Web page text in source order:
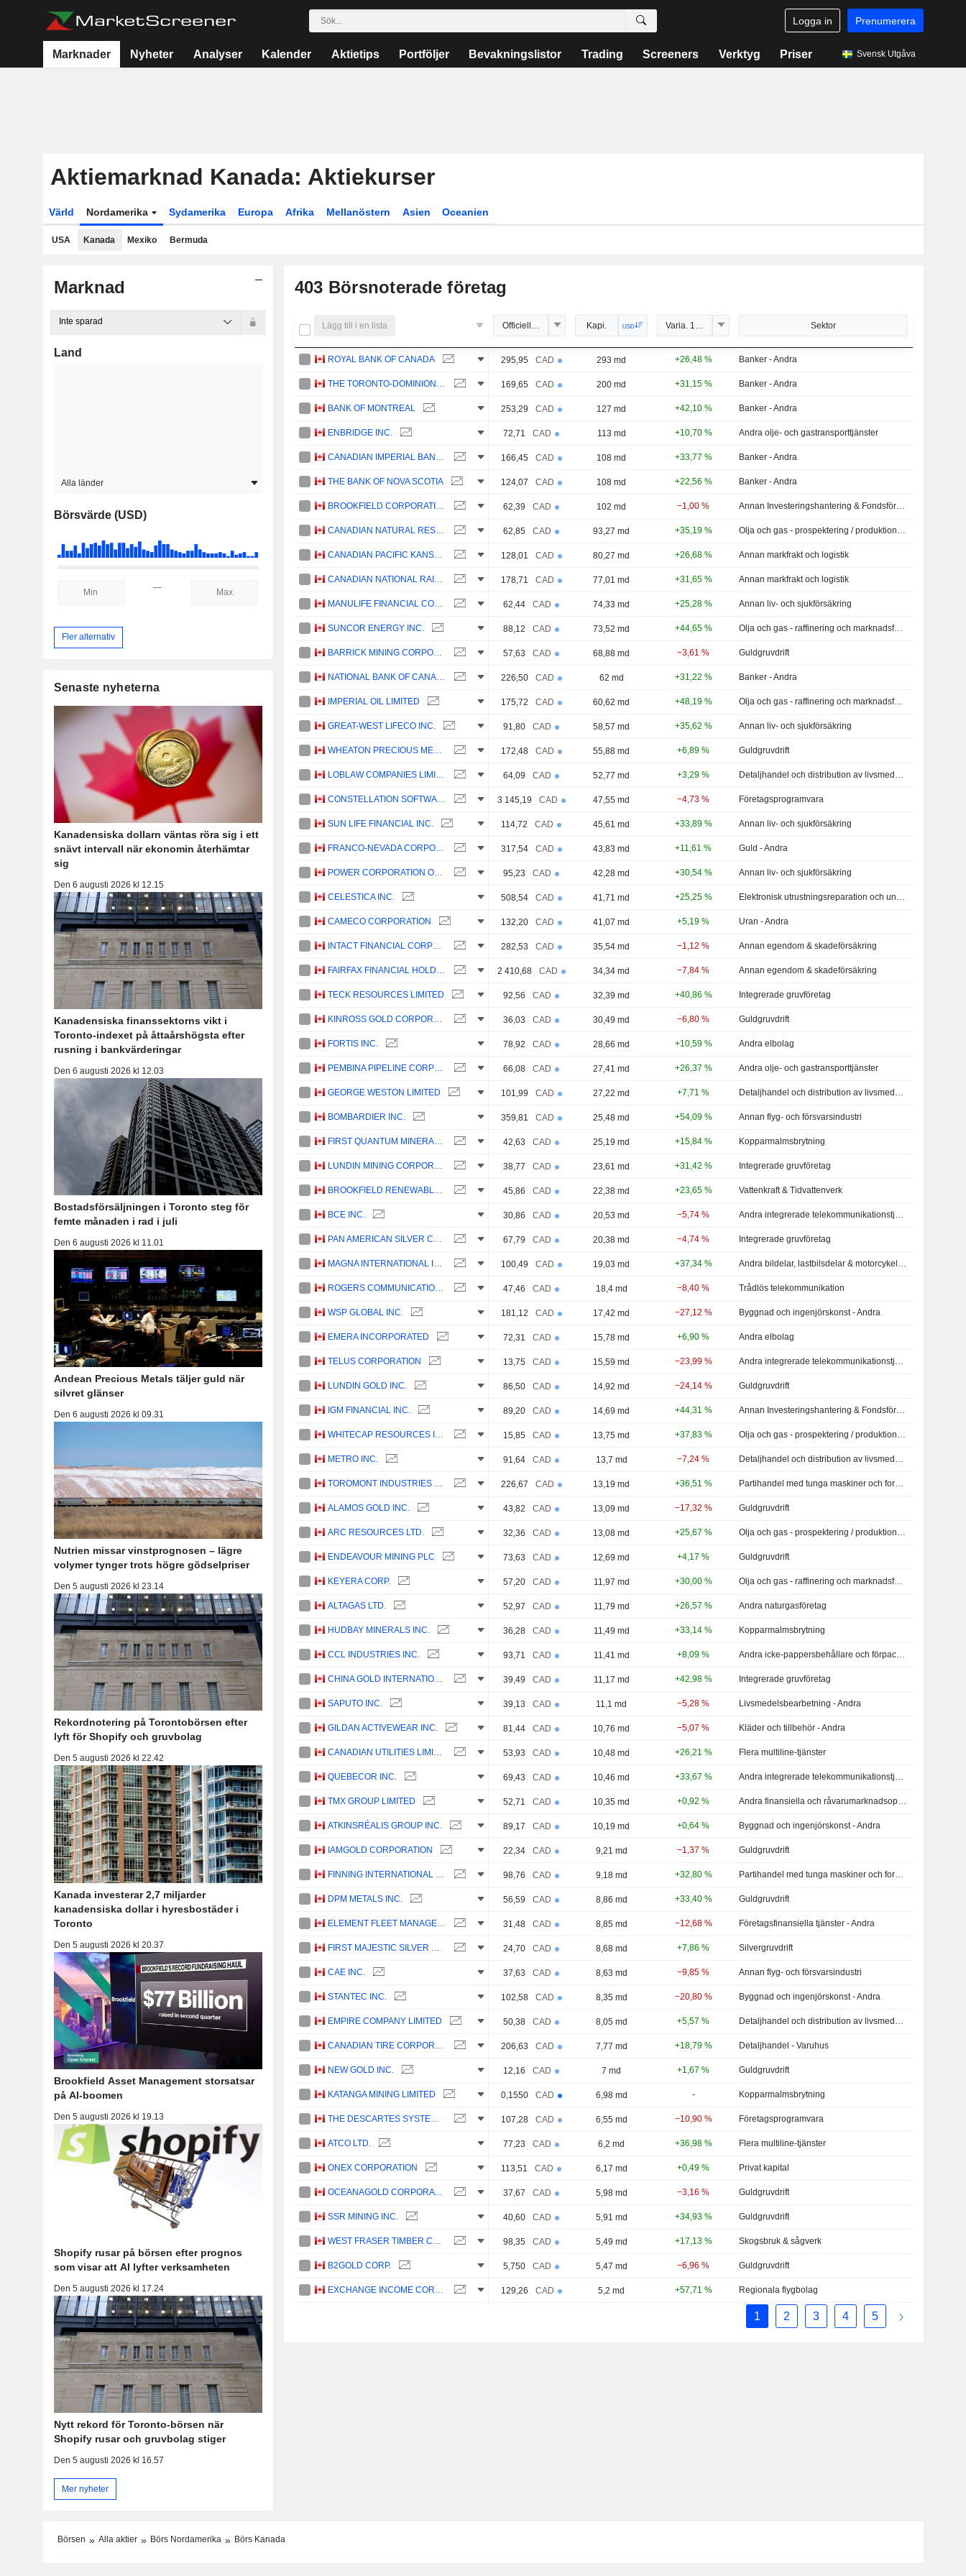
Logga in Prenumerera
Marknader Nyheter Analyser Kalender Aktietips Portföljer Bevakningslistor Trading Screeners Verktyg Priser Svensk Utgåva
Aktiemarknad Kanada: Aktiekurser
Värld Nordamerika Sydamerika Europa Afrika Mellanöstern Asien Oceanien
USA Kanada Mexiko Bermuda
Marknad
Inte sparad
Land
Alla länder
Börsvärde (USD)
—
Fler alternativ
Senaste nyheterna
Kanadensiska dollarn väntas röra sig i ett
snävt intervall när ekonomin återhämtar
sig
Den 6 augusti 2026 kl 12.15
Kanadensiska finanssektorns vikt i
Toronto-indexet på åttaårshögsta efter
rusning i bankvärderingar
Den 6 augusti 2026 kl 12.03
Bostadsförsäljningen i Toronto steg för
femte månaden i rad i juli
Den 6 augusti 2026 kl 11.01
Andean Precious Metals täljer guld när
silvret glänser
Den 6 augusti 2026 kl 09.31
Nutrien missar vinstprognosen – lägre
volymer tynger trots högre gödselpriser
Den 5 augusti 2026 kl 23.14
Rekordnotering på Torontobörsen efter
lyft för Shopify och gruvbolag
Den 5 augusti 2026 kl 22.42
Kanada investerar 2,7 miljarder
kanadensiska dollar i hyresbostäder i
Toronto
Den 5 augusti 2026 kl 20.37
Brookfield Asset Management storsatsar
på AI-boomen
Den 5 augusti 2026 kl 19.13
Shopify rusar på börsen efter prognos
som visar att AI lyfter verksamheten
Den 5 augusti 2026 kl 17.24
Nytt rekord för Toronto-börsen när
Shopify rusar och gruvbolag stiger
Den 5 augusti 2026 kl 16.57
Mer nyheter
403 Börsnoterade företag
Lägg till i en lista Officiell kurs Kapi. USD Varia. 1 jan. Sektor
ROYAL BANK OF CANADA 295,95 CAD 293 md +26,48 % Banker - Andra
THE TORONTO-DOMINION BANK 169,65 CAD 200 md +31,15 % Banker - Andra
BANK OF MONTREAL 253,29 CAD 127 md +42,10 % Banker - Andra
ENBRIDGE INC. 72,71 CAD 113 md +10,70 % Andra olje- och gastransporttjänster
CANADIAN IMPERIAL BANK OF COMMERCE 166,45 CAD 108 md +33,77 % Banker - Andra
THE BANK OF NOVA SCOTIA 124,07 CAD 108 md +22,56 % Banker - Andra
BROOKFIELD CORPORATION 62,39 CAD 102 md −1,00 % Annan Investeringshantering & Fondsförvaltare
CANADIAN NATURAL RESOURCES LIMITED 62,85 CAD 93,27 md +35,19 % Olja och gas - prospektering / produktion - Andra
CANADIAN PACIFIC KANSAS CITY LIMITED 128,01 CAD 80,27 md +26,68 % Annan markfrakt och logistik
CANADIAN NATIONAL RAILWAY COMPANY 178,71 CAD 77,01 md +31,65 % Annan markfrakt och logistik
MANULIFE FINANCIAL CORPORATION 62,44 CAD 74,33 md +25,28 % Annan liv- och sjukförsäkring
SUNCOR ENERGY INC. 88,12 CAD 73,52 md +44,65 % Olja och gas - raffinering och marknadsföring - NCA
BARRICK MINING CORPORATION 57,63 CAD 68,88 md −3,61 % Guldgruvdrift
NATIONAL BANK OF CANADA 226,50 CAD 62 md +31,22 % Banker - Andra
IMPERIAL OIL LIMITED 175,72 CAD 60,62 md +48,19 % Olja och gas - raffinering och marknadsföring - NCA
GREAT-WEST LIFECO INC. 91,80 CAD 58,57 md +35,62 % Annan liv- och sjukförsäkring
WHEATON PRECIOUS METALS CORP. 172,48 CAD 55,88 md +6,89 % Guldgruvdrift
LOBLAW COMPANIES LIMITED 64,09 CAD 52,77 md +3,29 % Detaljhandel och distribution av livsmedel - Andra
CONSTELLATION SOFTWARE INC. 3 145,19 CAD 47,55 md −4,73 % Företagsprogramvara
SUN LIFE FINANCIAL INC. 114,72 CAD 45,61 md +33,89 % Annan liv- och sjukförsäkring
FRANCO-NEVADA CORPORATION 317,54 CAD 43,83 md +11,61 % Guld - Andra
POWER CORPORATION OF CANADA 95,23 CAD 42,28 md +30,54 % Annan liv- och sjukförsäkring
CELESTICA INC. 508,54 CAD 41,71 md +25,25 % Elektronisk utrustningsreparation och underhåll
CAMECO CORPORATION 132,20 CAD 41,07 md +5,19 % Uran - Andra
INTACT FINANCIAL CORPORATION 282,53 CAD 35,54 md −1,12 % Annan egendom & skadeförsäkring
FAIRFAX FINANCIAL HOLDINGS LIMITED 2 410,68 CAD 34,34 md −7,84 % Annan egendom & skadeförsäkring
TECK RESOURCES LIMITED 92,56 CAD 32,39 md +40,86 % Integrerade gruvföretag
KINROSS GOLD CORPORATION 36,03 CAD 30,49 md −6,80 % Guldgruvdrift
FORTIS INC. 78,92 CAD 28,66 md +10,59 % Andra elbolag
PEMBINA PIPELINE CORPORATION 66,08 CAD 27,41 md +26,37 % Andra olje- och gastransporttjänster
GEORGE WESTON LIMITED 101,99 CAD 27,22 md +7,71 % Detaljhandel och distribution av livsmedel - Andra
BOMBARDIER INC. 359,81 CAD 25,48 md +54,09 % Annan flyg- och försvarsindustri
FIRST QUANTUM MINERALS LTD. 42,63 CAD 25,19 md +15,84 % Kopparmalmsbrytning
LUNDIN MINING CORPORATION 38,77 CAD 23,61 md +31,42 % Integrerade gruvföretag
BROOKFIELD RENEWABLE PARTNERS L.P. 45,86 CAD 22,38 md +23,65 % Vattenkraft & Tidvattenverk
BCE INC. 30,86 CAD 20,53 md −5,74 % Andra integrerade telekommunikationstjänster
PAN AMERICAN SILVER CORP. 67,79 CAD 20,38 md −4,74 % Integrerade gruvföretag
MAGNA INTERNATIONAL INC. 100,49 CAD 19,03 md +37,34 % Andra bildelar, lastbilsdelar & motorcykeldelar
ROGERS COMMUNICATIONS INC. 47,46 CAD 18,4 md −8,40 % Trådlös telekommunikation
WSP GLOBAL INC. 181,12 CAD 17,42 md −27,12 % Byggnad och ingenjörskonst - Andra
EMERA INCORPORATED 72,31 CAD 15,78 md +6,90 % Andra elbolag
TELUS CORPORATION 13,75 CAD 15,59 md −23,99 % Andra integrerade telekommunikationstjänster
LUNDIN GOLD INC. 86,50 CAD 14,92 md −24,14 % Guldgruvdrift
IGM FINANCIAL INC. 89,20 CAD 14,69 md +44,31 % Annan Investeringshantering & Fondsförvaltare
WHITECAP RESOURCES INC. 15,85 CAD 13,75 md +37,83 % Olja och gas - prospektering / produktion - Andra
METRO INC. 91,64 CAD 13,7 md −7,24 % Detaljhandel och distribution av livsmedel - Andra
TOROMONT INDUSTRIES LTD. 226,67 CAD 13,19 md +36,51 % Partihandel med tunga maskiner och fordon
ALAMOS GOLD INC. 43,82 CAD 13,09 md −17,32 % Guldgruvdrift
ARC RESOURCES LTD. 32,36 CAD 13,08 md +25,67 % Olja och gas - prospektering / produktion - Andra
ENDEAVOUR MINING PLC 73,63 CAD 12,69 md +4,17 % Guldgruvdrift
KEYERA CORP. 57,20 CAD 11,97 md +30,00 % Olja och gas - raffinering och marknadsföring - NCA
ALTAGAS LTD. 52,97 CAD 11,79 md +26,57 % Andra naturgasföretag
HUDBAY MINERALS INC. 36,28 CAD 11,49 md +33,14 % Kopparmalmsbrytning
CCL INDUSTRIES INC. 93,71 CAD 11,41 md +8,09 % Andra icke-pappersbehållare och förpackningar
CHINA GOLD INTERNATIONAL RESOURCES CORP. LTD. 39,49 CAD 11,17 md +42,98 % Integrerade gruvföretag
SAPUTO INC. 39,13 CAD 11,1 md −5,28 % Livsmedelsbearbetning - Andra
GILDAN ACTIVEWEAR INC. 81,44 CAD 10,76 md −5,07 % Kläder och tillbehör - Andra
CANADIAN UTILITIES LIMITED 53,93 CAD 10,48 md +26,21 % Flera multiline-tjänster
QUEBECOR INC. 69,43 CAD 10,46 md +33,67 % Andra integrerade telekommunikationstjänster
TMX GROUP LIMITED 52,71 CAD 10,35 md +0,92 % Andra finansiella och råvarumarknadsoperatörer
ATKINSRÉALIS GROUP INC. 89,17 CAD 10,19 md +0,64 % Byggnad och ingenjörskonst - Andra
IAMGOLD CORPORATION 22,34 CAD 9,21 md −1,37 % Guldgruvdrift
FINNING INTERNATIONAL INC. 98,76 CAD 9,18 md +32,80 % Partihandel med tunga maskiner och fordon
DPM METALS INC. 56,59 CAD 8,86 md +33,40 % Guldgruvdrift
ELEMENT FLEET MANAGEMENT CORP. 31,48 CAD 8,85 md −12,68 % Företagsfinansiella tjänster - Andra
FIRST MAJESTIC SILVER CORP. 24,70 CAD 8,68 md +7,86 % Silvergruvdrift
CAE INC. 37,63 CAD 8,63 md −9,85 % Annan flyg- och försvarsindustri
STANTEC INC. 102,58 CAD 8,35 md −20,80 % Byggnad och ingenjörskonst - Andra
EMPIRE COMPANY LIMITED 50,38 CAD 8,05 md +5,57 % Detaljhandel och distribution av livsmedel - Andra
CANADIAN TIRE CORPORATION, LIMITED 206,63 CAD 7,77 md +18,79 % Detaljhandel - Varuhus
NEW GOLD INC. 12,16 CAD 7 md +1,67 % Guldgruvdrift
KATANGA MINING LIMITED 0,1550 CAD 6,98 md - Kopparmalmsbrytning
THE DESCARTES SYSTEMS GROUP INC. 107,28 CAD 6,55 md −10,90 % Företagsprogramvara
ATCO LTD. 77,23 CAD 6,2 md +36,98 % Flera multiline-tjänster
ONEX CORPORATION 113,51 CAD 6,17 md +0,49 % Privat kapital
OCEANAGOLD CORPORATION 37,67 CAD 5,98 md −3,16 % Guldgruvdrift
SSR MINING INC. 40,60 CAD 5,91 md +34,93 % Guldgruvdrift
WEST FRASER TIMBER CO. LTD. 98,35 CAD 5,49 md +17,13 % Skogsbruk & sågverk
B2GOLD CORP. 5,750 CAD 5,47 md −6,96 % Guldgruvdrift
EXCHANGE INCOME CORPORATION 129,26 CAD 5,2 md +57,71 % Regionala flygbolag
1 2 3 4 5
Börsen Alla aktier Börs Nordamerika Börs Kanada